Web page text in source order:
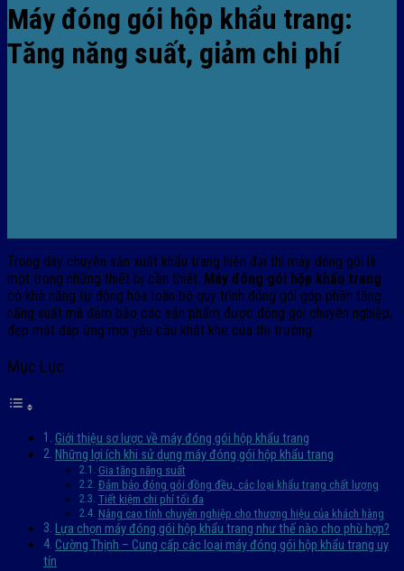
Máy đóng gói hộp khẩu trang:
Tăng năng suất, giảm chi phí
Trong dây chuyền sản xuất khẩu trang hiện đại thì máy đóng gói là
một trong những thiết bị cần thiết. Máy đóng gói hộp khẩu trang
có khả năng tự động hóa toàn bộ quy trình đóng gói góp phần tăng
năng suất mà đảm bảo các sản phẩm được đóng gói chuyên nghiệp,
đẹp mắt đáp ứng mọi yêu cầu khắt khe của thị trường.
Mục Lục
Giới thiệu sơ lược về máy đóng gói hộp khẩu trang
Những lợi ích khi sử dụng máy đóng gói hộp khẩu trang
Gia tăng năng suất
Đảm bảo đóng gói đồng đều, các loại khẩu trang chất lượng
Tiết kiệm chi phí tối đa
Nâng cao tính chuyên nghiệp cho thương hiệu của khách hàng
Lựa chọn máy đóng gói hộp khẩu trang như thế nào cho phù hợp?
Cường Thịnh – Cung cấp các loại máy đóng gói hộp khẩu trang uy
tín